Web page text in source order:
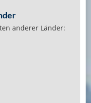
anderer Länder: